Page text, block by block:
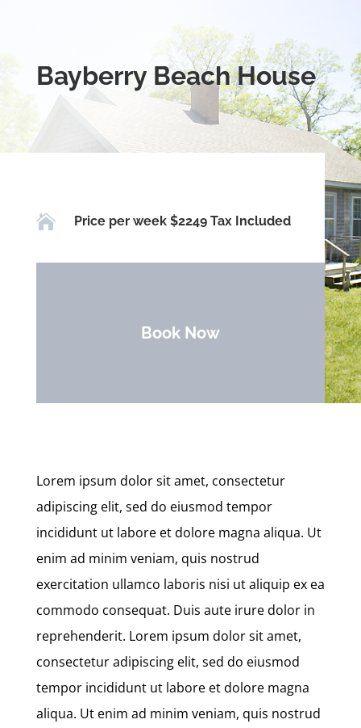
Bayberry Beach House
 Price per week $2249 Tax Included
Book Now
Lorem ipsum dolor sit amet, consectetur
adipiscing elit, sed do eiusmod tempor
incididunt ut labore et dolore magna aliqua. Ut
enim ad minim veniam, quis nostrud
exercitation ullamco laboris nisi ut aliquip ex ea
commodo consequat. Duis aute irure dolor in
reprehenderit. Lorem ipsum dolor sit amet,
consectetur adipiscing elit, sed do eiusmod
tempor incididunt ut labore et dolore magna
aliqua. Ut enim ad minim veniam, quis nostrud